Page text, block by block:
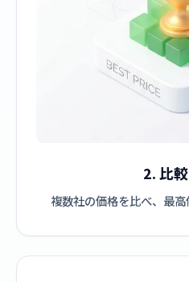
2. 比
複数社の価格を比べ、最高